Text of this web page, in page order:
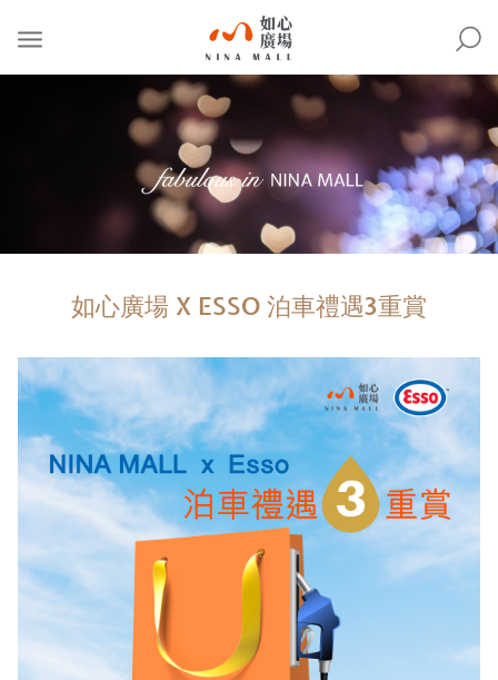
NINA
MALL
如心廣場 X ESSO 泊車禮遇3重賞